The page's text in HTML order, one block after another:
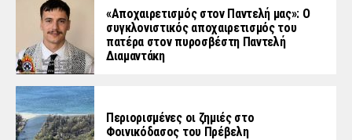
«Aποχαιρετισμός στον Παντελή μας»: Ο
συγκλονιστικός αποχαιρετισμός του
πατέρα στον πυροσβέστη Παντελή
Διαμαντάκη
Περιορισμένες οι ζημιές στο
Φοινικόδασος του Πρέβελη